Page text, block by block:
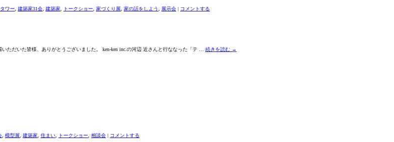
ワー, 建築家31会, 建築家, トークショー, 家づくり展, 家の話をしよう, 展示会 | コメントする
ただいた皆様、ありがとうございました。 ken-ken inc.の河辺 近さんと行ななった「テ … 続きを読む →
模型展 建築家 住まい トークショー 相談会 | コメントする